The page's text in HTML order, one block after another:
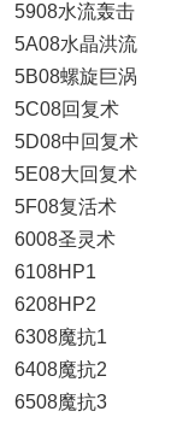
5908水流轰击
5A08水晶洪流
5B08螺旋巨涡
5C08回复术
5D08中回复术
5E08大回复术
5F08复活术
6008圣灵术
6108HP1
6208HP2
6308魔抗1
6408魔抗2
6508魔抗3